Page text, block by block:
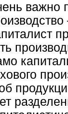
важно